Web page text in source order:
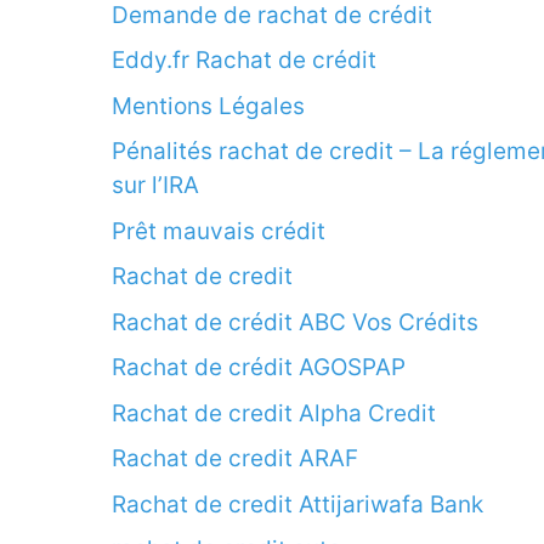
Demande de rachat de crédit
Eddy.fr Rachat de crédit
Mentions Légales
Pénalités rachat de credit – La
sur l’IRA
Prêt mauvais crédit
Rachat de credit
Rachat de crédit ABC Vos Crédits
Rachat de crédit AGOSPAP
Rachat de credit Alpha Credit
Rachat de credit ARAF
Rachat de credit Attijariwafa Bank